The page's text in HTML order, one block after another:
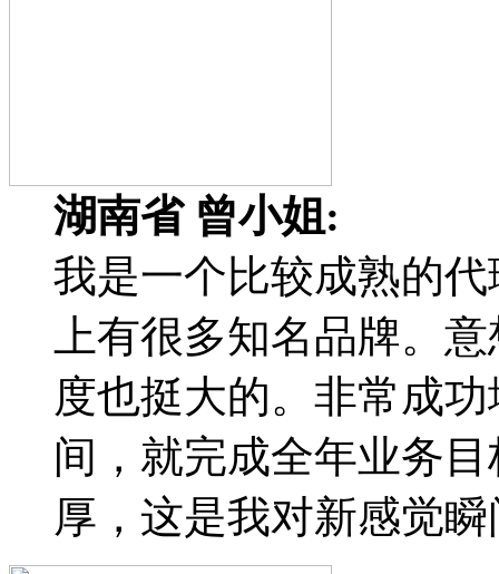
湖南省 曾小姐:
我是一个比较成熟的
上有很多知名品牌。
度也挺大的。非常成
间，就完成全年业务
厚，这是我对新感觉